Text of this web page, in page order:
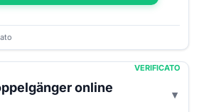
VERIFICATO
online